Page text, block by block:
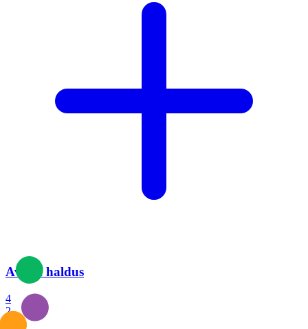
Avalik haldus
4
2